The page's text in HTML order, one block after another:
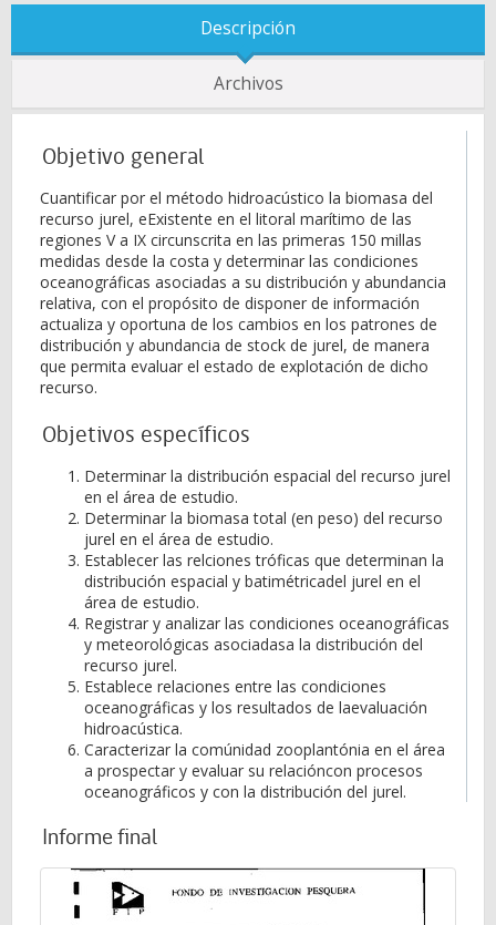
Descripción
Archivos
Objetivo general
Cuantificar por el método hidroacústico la biomasa del
recurso jurel, eExistente en el litoral marítimo de las
regiones V a IX circunscrita en las primeras 150 millas
medidas desde la costa y determinar las condiciones
oceanográficas asociadas a su distribución y abundancia
relativa, con el propósito de disponer de información
actualiza y oportuna de los cambios en los patrones de
distribución y abundancia de stock de jurel, de manera
que permita evaluar el estado de explotación de dicho
recurso.
Objetivos específicos
Determinar la distribución espacial del recurso jurel
en el área de estudio.
Determinar la biomasa total (en peso) del recurso
jurel en el área de estudio.
Establecer las relciones tróficas que determinan la
distribución espacial y batimétricadel jurel en el
área de estudio.
Registrar y analizar las condiciones oceanográficas
y meteorológicas asociadasa la distribución del
recurso jurel.
Establece relaciones entre las condiciones
oceanográficas y los resultados de laevaluación
hidroacústica.
Caracterizar la comúnidad zooplantónia en el área
a prospectar y evaluar su relacióncon procesos
oceanográficos y con la distribución del jurel.
Informe final